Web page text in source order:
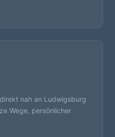
nah an Ludwigsburg
Wege, persönlicher